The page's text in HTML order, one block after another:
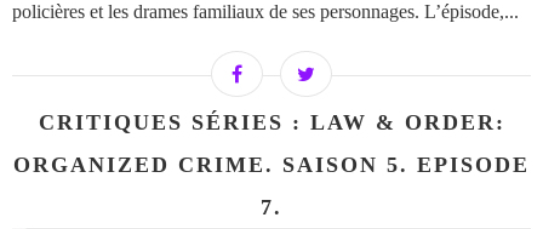
policières et les drames familiaux de ses personnages. L’épisode,...
CRITIQUES SÉRIES : LAW & ORDER:
ORGANIZED CRIME. SAISON 5. EPISODE
7.